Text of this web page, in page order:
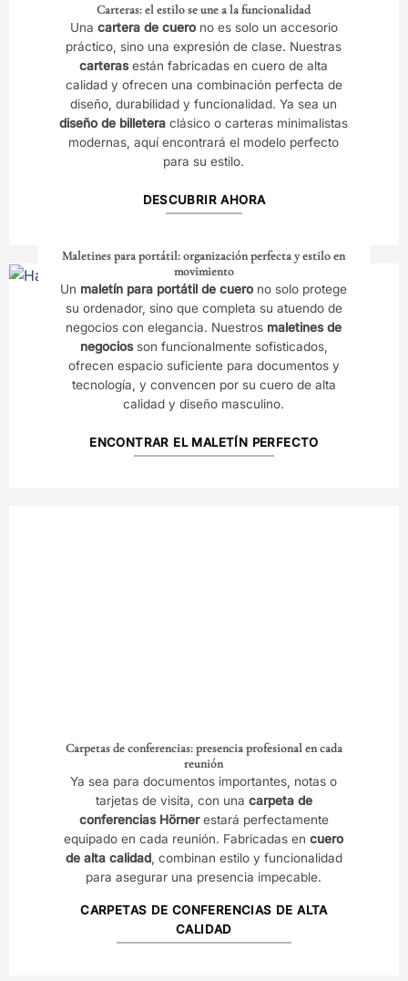
Carteras: el estilo se une a la funcionalidad
Una cartera de cuerono es solo un accesorio
práctico, sino una expresión de clase. Nuestras
carterasestán fabricadas en cuero de alta
calidad y ofrecen una combinación perfecta de
diseño, durabilidad y funcionalidad. Ya sea un
diseño de billetera clásico o carteras minimalistas
modernas, aquí encontrará el modelo perfecto
para su estilo.
DESCUBRIR AHORA
Maletines para portátil: organización perfecta y estilo en
movimiento
Un maletín para portátil de cuero no solo protege
su ordenador, sino que completa su atuendo de
negocios con elegancia. Nuestros maletines de
negociosson funcionalmente sofisticados,
ofrecen espacio suficiente para documentos y
tecnología, y convencen por su cuero de alta
calidad y diseño masculino.
ENCONTRAR EL MALETÍN PERFECTO
Carpetas de conferencias: presencia profesional en cada
reunión
Ya sea para documentos importantes, notas o
tarjetas de visita, con una carpeta de
conferencias Hörnerestará perfectamente
equipado en cada reunión. Fabricadas encuero
de alta calidad, combinan estilo y funcionalidad
para asegurar una presencia impecable.
CARPETAS DE CONFERENCIAS DE ALTA
CALIDAD